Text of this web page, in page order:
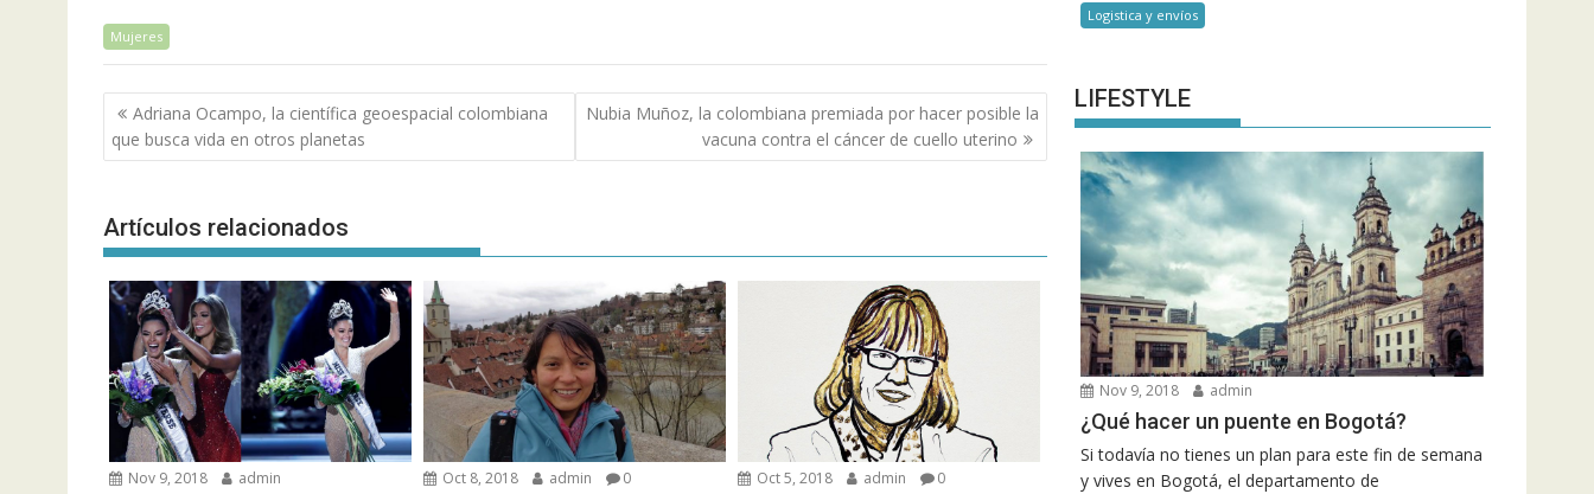
Mujeres
Navegación
de
entradas
Adriana Ocampo, la científica geoespacial colombiana
que busca vida en otros planetas
Nubia Muñoz, la colombiana premiada por hacer posible la
vacuna contra el cáncer de cuello uterino
Artículos relacionados
Nov 9, 2018 admin Oct 8, 2018 admin 0 Oct 5, 2018 admin 0
Logistica y envíos
LIFESTYLE
Nov 9, 2018 admin
¿Qué hacer un puente en Bogotá?
Si todavía no tienes un plan para este fin de semana
y vives en Bogotá, el departamento de